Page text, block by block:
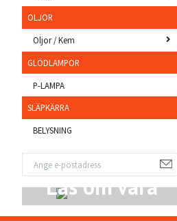
OLJOR
Oljor / Kem
GLÖDLAMPOR
P-LAMPA
SLÄPKÄRRA
BELYSNING
Läs om våra
Produkter